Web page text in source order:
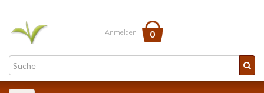
Anmelden 0